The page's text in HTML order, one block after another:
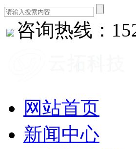
咨询热线：
网站首页
新闻中心